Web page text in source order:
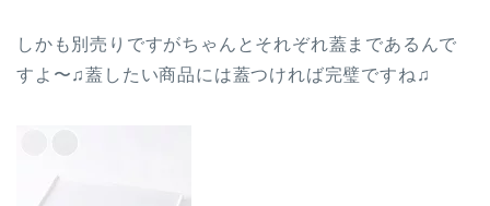
しかも別売りですがちゃんとそれぞれ蓋まであるんで
すよ〜♫蓋したい商品には蓋つければ完璧ですね♫